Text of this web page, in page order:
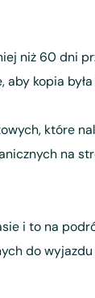
niż 60 dni
kopia
które
na
i to na
do